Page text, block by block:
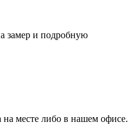
замер и подробную
месте либо в нашем офисе.